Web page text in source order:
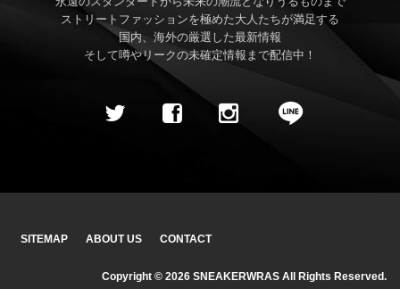
ストリートファッションを極めた大人たちが満足する
国内、海外の厳選した最新情報
そして噂やリークの未確定情報まで配信中！
SITEMAP ABOUT US CONTACT
Copyright © 2026 SNEAKERWRAS All Rights Reserved.